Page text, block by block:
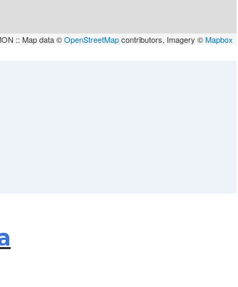
:: Map data ©OpenStreetMapcontributors, Imagery ©Mapbox